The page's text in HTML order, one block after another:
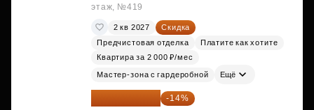
этаж, №419
2 кв 2027
Скидка
Предчистовая отделка
Платите как хотите
Квартира за 2 000 ₽/мес
Мастер-зона с гардеробной Ещё
18 721 125 ₽ -14%